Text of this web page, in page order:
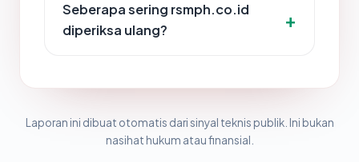
Seberapa sering rsmph.co.id
diperiksa ulang?
Laporan ini dibuat otomatis dari sinyal teknis publik. Ini bukan
nasihat hukum atau finansial.